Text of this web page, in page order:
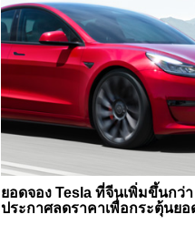
ยอดจอง Tesla ที่จีนเพิ่มขึ้นกว่
ประกาศลดราคาเพื่อกระตุ้นยอ